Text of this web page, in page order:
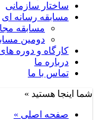
ساختار سازمانی
مسابقه رسانه ای
مسابقه
دومین
کارگاه و دوره
درباره ما
تماس با ما
شما اینجا هستید »
صفحه اصلی »